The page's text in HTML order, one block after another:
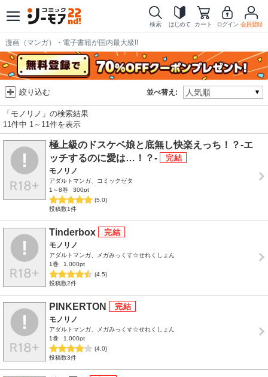
検索 はじめて カート ログイン 会員登録
漫画（マンガ）・電子書籍が国内最大級!!
並べ替え:
絞り込む
「モノリノ」の検索結果
11件中 1～11件を表示
極上級のドスケベ娘と底無し快楽えっち！？-エ
ッチするのに愛は…！？-
モノリノ
アダルトマンガ、コミックゼタ
1～8巻
300pt
(5.0)
投稿数1件
Tinderbox
モノリノ
アダルトマンガ、メガみっくす☆せれくしょん
1巻
1,000pt
(4.5)
投稿数2件
PINKERTON
モノリノ
アダルトマンガ、メガみっくす☆せれくしょん
1巻
1,000pt
(4.0)
投稿数3件